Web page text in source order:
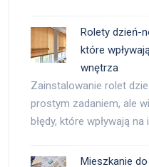
Rolety dzień-
które
wnętrza
Zainstalowanie rolet
prostym zadaniem, ale
błędy, które wpływają
Mieszkanie